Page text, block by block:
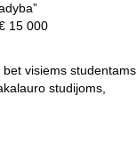
15 000
visiems studentams
studijoms,